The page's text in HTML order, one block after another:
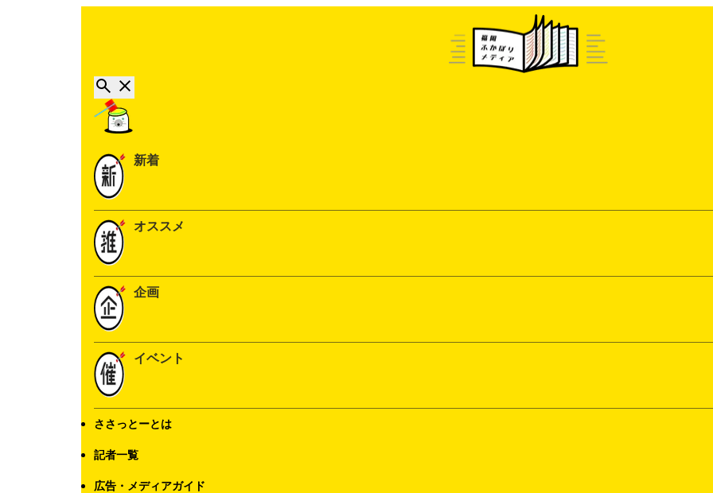
新着
オススメ
企画
イベント
ささっとーとは
記者一覧
広告・メディアガイド